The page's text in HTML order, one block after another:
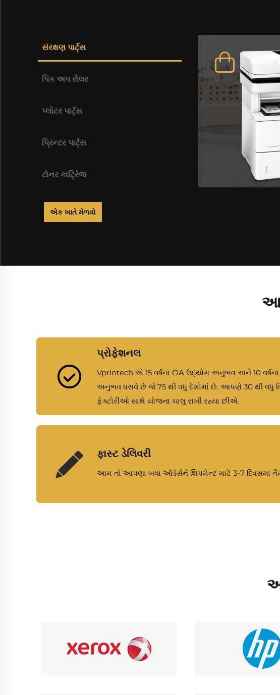
સંરક્ષણ પાર્ટ્સ
પિક અપ રોલર
પ્લોટર પાર્ટ્સ
પ્રિન્ટર પાર્ટ્સ
ટોનર કાર્ટ્રિજ
સંરક્ષણ
એક ખાતે મેળવો
પ્રોફેશનલ
Vprintech એ 15 વર્ષના OA ઉદ્યોગ અનુભવ અને 10 વર્ષના
અનુભવ ધરાવે છે જે 75 થી વધુ દેશોમાં છે. આપણે 30 થી વધુ
ફેક્ટોરીઓ સાથે યોજના ચાલુ રાખી રહ્યા છીએ.
ફાસ્ટ ડેલિવરી
આમ તો આપણા બધા ઑર્ડર્સને શિપમેન્ટ માટે 3-7 દિવસમાં